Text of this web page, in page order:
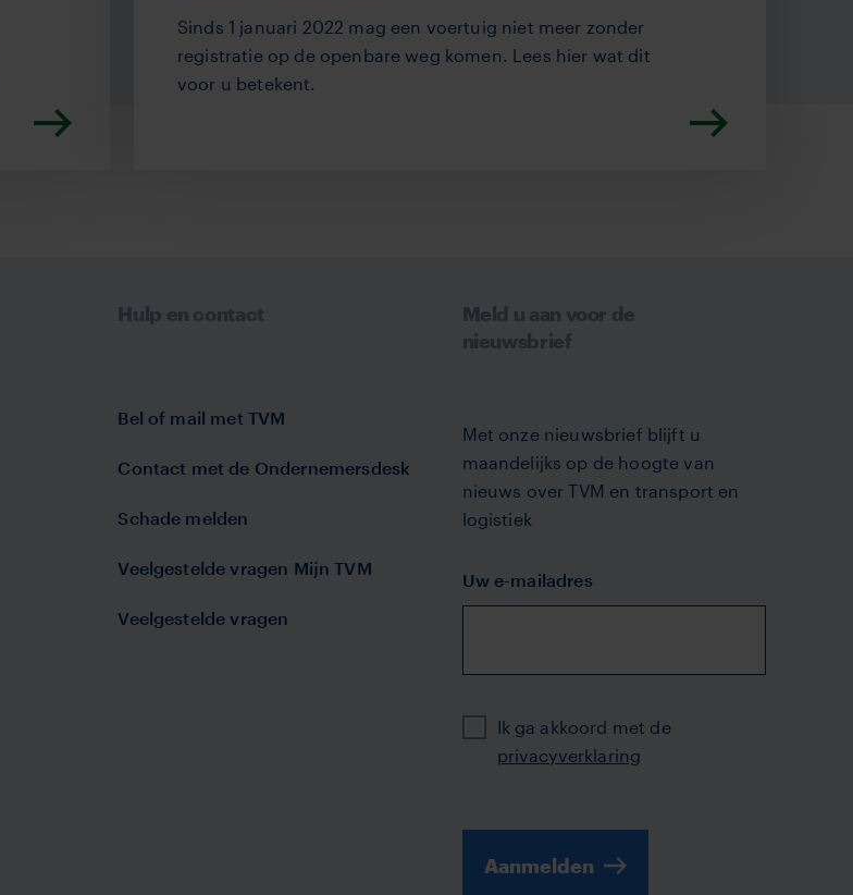
Sinds 1 januari 2022 mag een voertuig niet meer zonder
registratie op de openbare weg komen. Lees hier wat dit
voor u betekent.
Bel of mail met TVM
Contact met de Ondernemersdesk
Schade melden
Veelgestelde vragen Mijn TVM
Veelgestelde vragen
Meld u aan voor de
nieuwsbrief
Met onze nieuwsbrief blijft u
maandelijks op de hoogte van
nieuws over TVM en transport en
logistiek
Uw e-mailadres
PrivacyIk ga akkoord met de
privacyverklaring